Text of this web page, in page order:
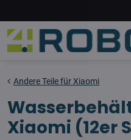
Andere Teile für Xiaomi
Xiaomi (12er